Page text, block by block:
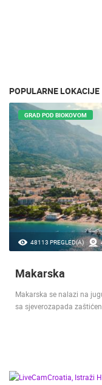
POPULARNE LOKACIJE
48113 PREGLED(A)
GRAD POD BIOKOVOM
Makarska
Makarska se nalazi na
sa sjeverozapada